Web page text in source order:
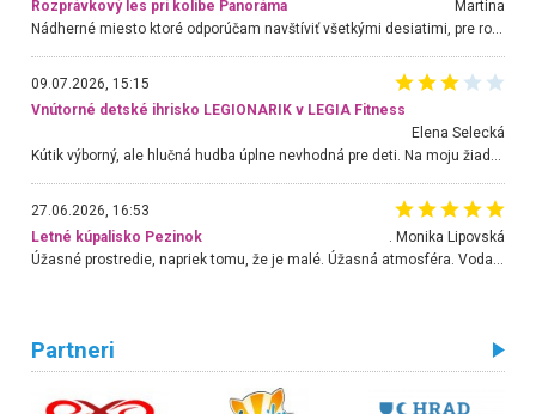
Rozprávkový les pri kolibe Panoráma
Martina
Nádherné miesto ktoré odporúčam navštíviť všetkými desiatimi, pre rodiny s deťmi, dôchodcom... Proste a jednoducho ozaj rozprávkový les.. určite ešte prídeme. Odniesli sme si na pamiatku krásne tričká,
09.07.2026, 15:15
Vnútorné detské ihrisko LEGIONARIK v LEGIA Fitness
Elena Selecká
Kútik výborný, ale hlučná hudba úplne nevhodná pre deti. Na moju žiadosť o aspoň sušenie nereagovali.
27.06.2026, 16:53
Letné kúpalisko Pezinok
. Monika Lipovská
Partneri